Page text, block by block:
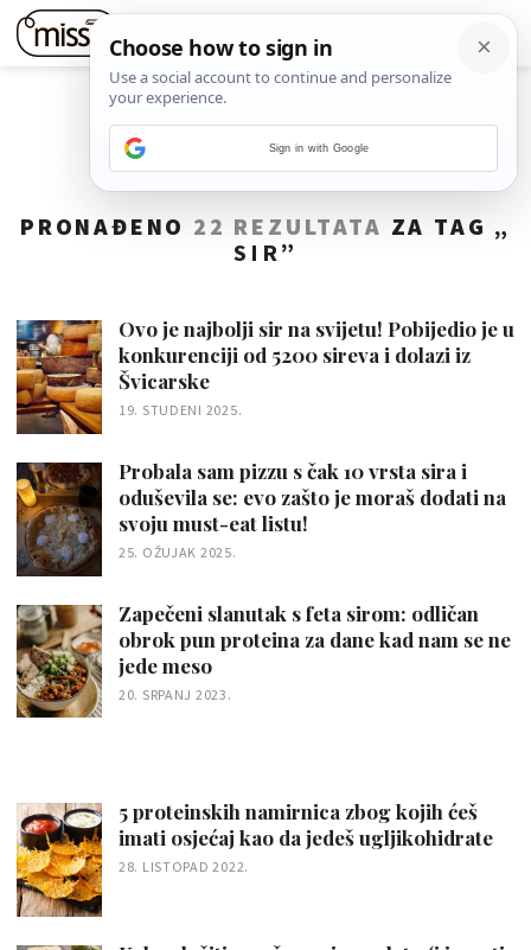
PRONAĐENO 22 REZULTATA ZA TAG „
SIR”
Ovo je najbolji sir na svijetu! Pobijedio je u
konkurenciji od 5200 sireva i dolazi iz
Švicarske
19. STUDENI 2025.
Probala sam pizzu s čak 10 vrsta sira i
oduševila se: evo zašto je moraš dodati na
svoju must-eat listu!
25. OŽUJAK 2025.
Zapečeni slanutak s feta sirom: odličan
obrok pun proteina za dane kad nam se ne
jede meso
20. SRPANJ 2023.
5 proteinskih namirnica zbog kojih ćeš
imati osjećaj kao da jedeš ugljikohidrate
28. LISTOPAD 2022.
Sign in with Google